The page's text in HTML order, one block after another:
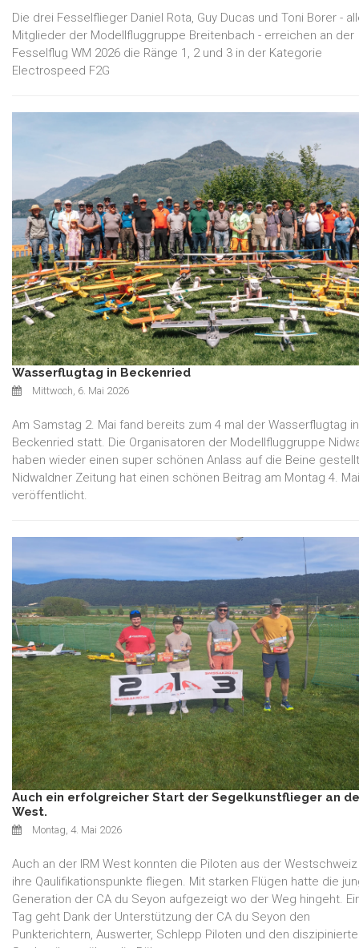
Die drei Fesselflieger Daniel Rota, Guy Ducas und Toni Borer -
Mitglieder der Modellfluggruppe Breitenbach - erreichen an der
Fesselflug WM 2026 die Ränge 1, 2 und 3 in der Kategorie
Electrospeed F2G
Wasserflugtag in Beckenried
Mittwoch, 6. Mai 2026
Am Samstag 2. Mai fand bereits zum 4 mal der Wasserflugtag in
Beckenried statt. Die Organisatoren der Modellfluggruppe
haben wieder einen super schönen Anlass auf die Beine
Nidwaldner Zeitung hat einen schönen Beitrag am Montag 4.
veröffentlicht.
Auch ein erfolgreicher Start der Segelkunstflieger an
West.
Montag, 4. Mai 2026
Auch an der IRM West konnten die Piloten aus der
ihre Qaulifikationspunkte fliegen. Mit starken Flügen hatte die
Generation der CA du Seyon aufgezeigt wo der Weg hingeht.
Tag geht Dank der Unterstützung der CA du Seyon den
Punkterichtern, Auswerter, Schlepp Piloten und den